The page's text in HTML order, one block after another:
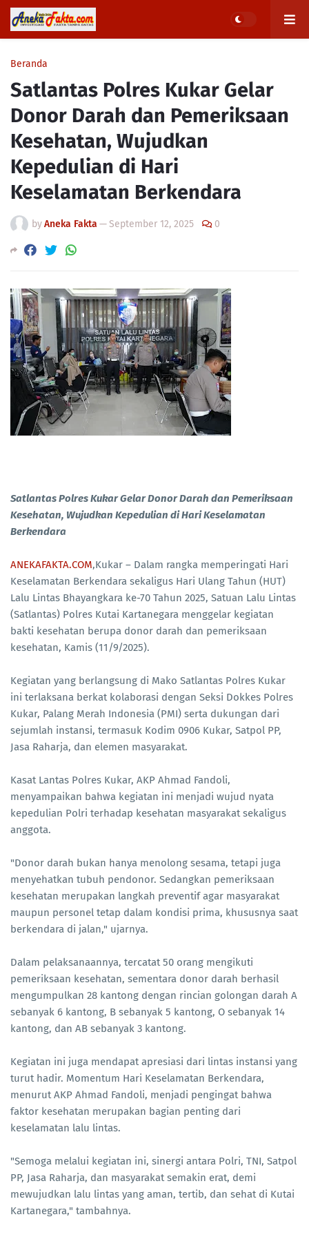
Beranda
Satlantas Polres Kukar Gelar
Donor Darah dan Pemeriksaan
Kesehatan, Wujudkan
Kepedulian di Hari
Keselamatan Berkendara
byAneka Fakta —September 12, 2025 0
Satlantas Polres Kukar Gelar Donor Darah dan Pemeriksaan
Kesehatan, Wujudkan Kepedulian di Hari Keselamatan
Berkendara
ANEKAFAKTA.COM,Kukar – Dalam rangka memperingati Hari
Keselamatan Berkendara sekaligus Hari Ulang Tahun (HUT)
Lalu Lintas Bhayangkara ke-70 Tahun 2025, Satuan Lalu Lintas
(Satlantas) Polres Kutai Kartanegara menggelar kegiatan
bakti kesehatan berupa donor darah dan pemeriksaan
kesehatan, Kamis (11/9/2025).
Kegiatan yang berlangsung di Mako Satlantas Polres Kukar
ini terlaksana berkat kolaborasi dengan Seksi Dokkes Polres
Kukar, Palang Merah Indonesia (PMI) serta dukungan dari
sejumlah instansi, termasuk Kodim 0906 Kukar, Satpol PP,
Jasa Raharja, dan elemen masyarakat.
Kasat Lantas Polres Kukar, AKP Ahmad Fandoli,
menyampaikan bahwa kegiatan ini menjadi wujud nyata
kepedulian Polri terhadap kesehatan masyarakat sekaligus
anggota.
"Donor darah bukan hanya menolong sesama, tetapi juga
menyehatkan tubuh pendonor. Sedangkan pemeriksaan
kesehatan merupakan langkah preventif agar masyarakat
maupun personel tetap dalam kondisi prima, khususnya saat
berkendara di jalan," ujarnya.
Dalam pelaksanaannya, tercatat 50 orang mengikuti
pemeriksaan kesehatan, sementara donor darah berhasil
mengumpulkan 28 kantong dengan rincian golongan darah A
sebanyak 6 kantong, B sebanyak 5 kantong, O sebanyak 14
kantong, dan AB sebanyak 3 kantong.
Kegiatan ini juga mendapat apresiasi dari lintas instansi yang
turut hadir. Momentum Hari Keselamatan Berkendara,
menurut AKP Ahmad Fandoli, menjadi pengingat bahwa
faktor kesehatan merupakan bagian penting dari
keselamatan lalu lintas.
"Semoga melalui kegiatan ini, sinergi antara Polri, TNI, Satpol
PP, Jasa Raharja, dan masyarakat semakin erat, demi
mewujudkan lalu lintas yang aman, tertib, dan sehat di Kutai
Kartanegara," tambahnya.